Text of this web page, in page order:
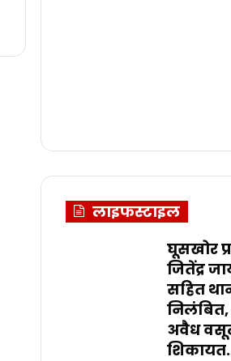
लाइफस्टाइल
घूसखोर
जितेंद्र
सहित
निलंबित,
अवैध